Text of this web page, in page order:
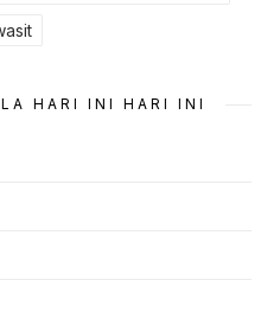
HARI INI HARI INI